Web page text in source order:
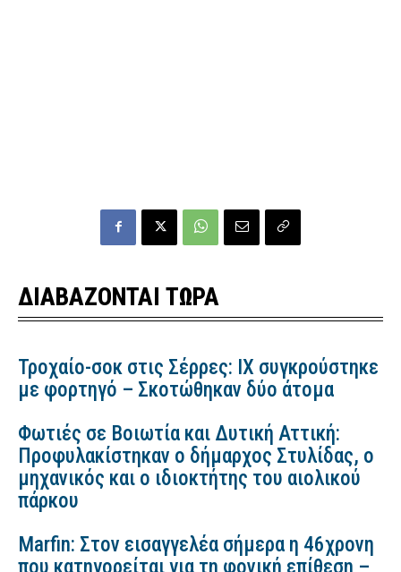
ΔΙΑΒΑΖΟΝΤΑΙ ΤΩΡΑ
Τροχαίο-σοκ στις Σέρρες: ΙΧ συγκρούστηκε
με φορτηγό – Σκοτώθηκαν δύο άτομα
Φωτιές σε Βοιωτία και Δυτική Αττική:
Προφυλακίστηκαν ο δήμαρχος Στυλίδας, ο
μηχανικός και ο ιδιοκτήτης του αιολικού
πάρκου
Marfin: Στον εισαγγελέα σήμερα η 46χρονη